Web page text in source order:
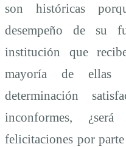
son históricas
desempeño de su
institución que
mayoría de ellas
determinación
inconformes,
felicitaciones por